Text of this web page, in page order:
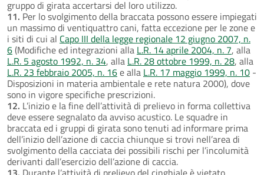
gruppo di girata accertarsi del loro utilizzo.
11. Per lo svolgimento della braccata possono essere impiegati
un massimo di ventiquattro cani, fatta eccezione per le zone e
i siti di cui al Capo III della legge regionale 12 giugno 2007, n.
6(Modifiche ed integrazioni alla L.R. 14 aprile 2004, n. 7, alla
L.R. 5 agosto 1992, n. 34, alla L.R. 28 ottobre 1999, n. 28, alla
L.R. 23 febbraio 2005, n. 16e alla L.R. 17 maggio 1999, n. 10 -
Disposizioni in materia ambientale e rete natura 2000), dove
sono in vigore specifiche prescrizioni.
12. L’inizio e la fine dell’attività di prelievo in forma collettiva
deve essere segnalato da avviso acustico. Le squadre in
braccata ed i gruppi di girata sono tenuti ad informare prima
dell’inizio dell’azione di caccia chiunque si trovi nell’area di
svolgimento della cacciata dei possibili rischi per l’incolumità
derivanti dall’esercizio dell’azione di caccia.